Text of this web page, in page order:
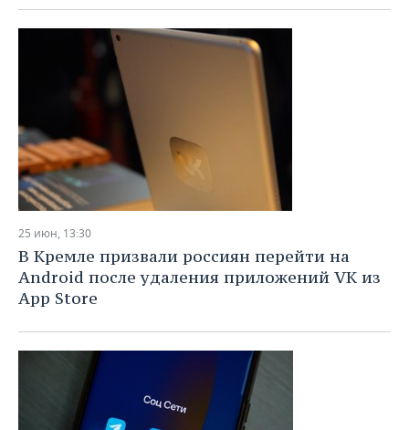
25 июн, 13:30
В Кремле призвали россиян перейти на
Android после удаления приложений VK из
App Store